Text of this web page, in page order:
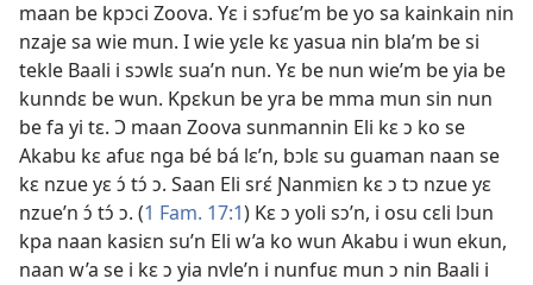
maan be kpɔci Zoova. Yɛ i sɔfuɛ’m be yo sa kainkain nin
nzaje sa wie mun. I wie yɛle kɛ yasua nin bla’m be si
tekle Baali i sɔwlɛ sua’n nun. Yɛ be nun wie’m be yia be
kunndɛ be wun. Kpɛkun be yra be mma mun sin nun
be fa yi tɛ. Ɔ maan Zoova sunmannin Eli kɛ ɔ ko se
Akabu kɛ afuɛ nga bé bá lɛ’n, bɔlɛ su guaman naan se
kɛ nzue yɛ ɔ́ tɔ́ ɔ. Saan Eli srɛ́ Ɲanmiɛn kɛ ɔ tɔ nzue yɛ
nzue’n ɔ́ tɔ́ ɔ. (1 Fam. 17:1) Kɛ ɔ yoli sɔ’n, i osu cɛli lɔun
kpa naan kasiɛn su’n Eli w’a ko wun Akabu i wun ekun,
naan w’a se i kɛ ɔ yia nvle’n i nunfuɛ mun ɔ nin Baali i